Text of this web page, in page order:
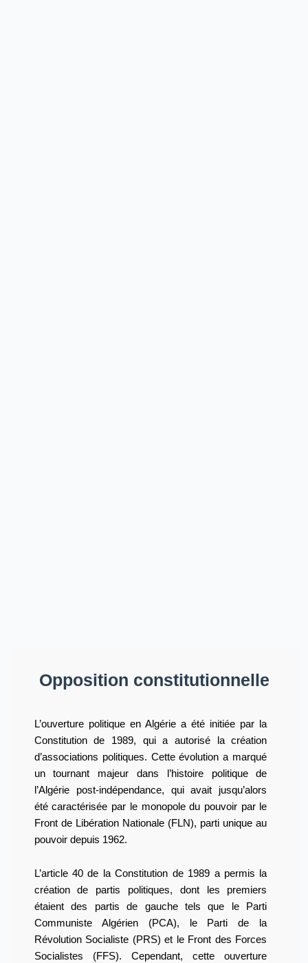
Opposition constitutionnelle
L’ouverture politique en Algérie a été initiée par la
Constitution de 1989, qui a autorisé la création
d’associations politiques. Cette évolution a marqué
un tournant majeur dans l’histoire politique de
l’Algérie post-indépendance, qui avait jusqu’alors
été caractérisée par le monopole du pouvoir par le
Front de Libération Nationale (FLN), parti unique au
pouvoir depuis 1962.
L’article 40 de la Constitution de 1989 a permis la
création de partis politiques, dont les premiers
étaient des partis de gauche tels que le Parti
Communiste Algérien (PCA), le Parti de la
Révolution Socialiste (PRS) et le Front des Forces
Socialistes (FFS). Cependant, cette ouverture